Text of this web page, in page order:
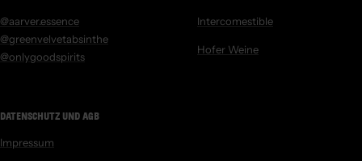
@aarver.essence
@greenvelvetabsinthe
@onlygoodspirits
Intercomestible
Hofer Weine
DATENSCHUTZ UND AGB
Impressum